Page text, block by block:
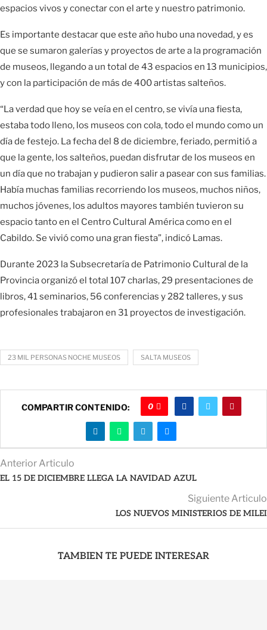
espacios vivos y conectar con el arte y nuestro patrimonio.
Es importante destacar que este año hubo una novedad, y es
que se sumaron galerías y proyectos de arte a la programación
de museos, llegando a un total de 43 espacios en 13 municipios,
y con la participación de más de 400 artistas salteños.
“La verdad que hoy se veía en el centro, se vivía una fiesta,
estaba todo lleno, los museos con cola, todo el mundo como un
día de festejo. La fecha del 8 de diciembre, feriado, permitió a
que la gente, los salteños, puedan disfrutar de los museos en
un día que no trabajan y pudieron salir a pasear con sus familias.
Había muchas familias recorriendo los museos, muchos niños,
muchos jóvenes, los adultos mayores también tuvieron su
espacio tanto en el Centro Cultural América como en el
Cabildo. Se vivió como una gran fiesta”, indicó Lamas.
Durante 2023 la Subsecretaría de Patrimonio Cultural de la
Provincia organizó el total 107 charlas, 29 presentaciones de
libros, 41 seminarios, 56 conferencias y 282 talleres, y sus
profesionales trabajaron en 31 proyectos de investigación.
23 MIL PERSONAS NOCHE MUSEOS SALTA MUSEOS
COMPARTIR CONTENIDO: 0
Anterior Articulo
EL 15 DE DICIEMBRE LLEGA LA NAVIDAD AZUL
Siguiente Articulo
LOS NUEVOS MINISTERIOS DE MILEI
TAMBIEN TE PUEDE INTERESAR